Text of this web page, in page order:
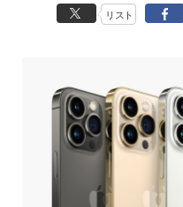
リスト